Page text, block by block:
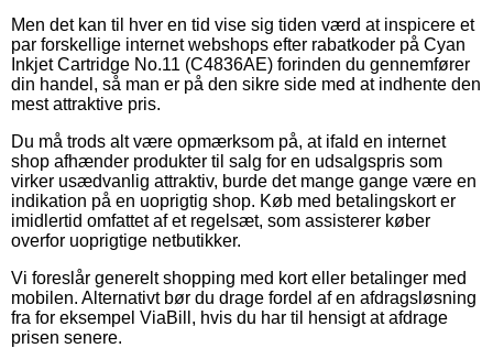
Men det kan til hver en tid vise sig tiden værd at inspicere et
par forskellige internet webshops efter rabatkoder på Cyan
Inkjet Cartridge No.11 (C4836AE) forinden du gennemfører
din handel, så man er på den sikre side med at indhente den
mest attraktive pris.
Du må trods alt være opmærksom på, at ifald en internet
shop afhænder produkter til salg for en udsalgspris som
virker usædvanlig attraktiv, burde det mange gange være en
indikation på en uoprigtig shop. Køb med betalingskort er
imidlertid omfattet af et regelsæt, som assisterer køber
overfor uoprigtige netbutikker.
Vi foreslår generelt shopping med kort eller betalinger med
mobilen. Alternativt bør du drage fordel af en afdragsløsning
fra for eksempel ViaBill, hvis du har til hensigt at afdrage
prisen senere.